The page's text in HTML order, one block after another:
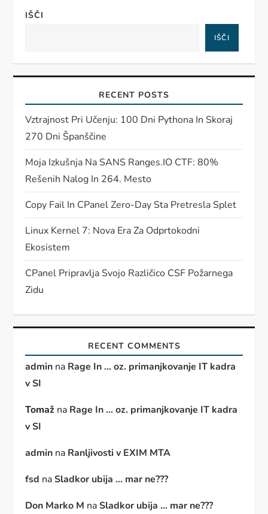
IŠČI
IŠČI
RECENT POSTS
Vztrajnost Pri Učenju: 100 Dni Pythona In Skoraj
270 Dni Španščine
Moja Izkušnja Na SANS Ranges.IO CTF: 80%
Rešenih Nalog In 264. Mesto
Copy Fail In CPanel Zero-Day Sta Pretresla Splet
Linux Kernel 7: Nova Era Za Odprtokodni
Ekosistem
CPanel Pripravlja Svojo Različico CSF Požarnega
Zidu
RECENT COMMENTS
admin na Rage In … oz. primanjkovanje IT kadra
v SI
Tomaž na Rage In … oz. primanjkovanje IT kadra
v SI
admin na Ranljivosti v EXIM MTA
fsd naSladkor ubija … mar ne???
Don Marko M naSladkor ubija … mar ne???